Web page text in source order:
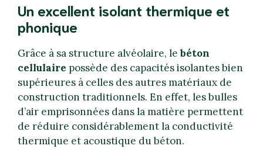
Un excellent isolant thermique et
phonique
Grâce à sa structure alvéolaire, lebéton
cellulaire possède des capacités isolantes bien
supérieures à celles des autres matériaux de
construction traditionnels. En effet, les bulles
d’air emprisonnées dans la matière permettent
de réduire considérablement la conductivité
thermique et acoustique du béton.